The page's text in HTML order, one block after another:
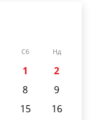
Сб Нд
1
2
8
9
15
16